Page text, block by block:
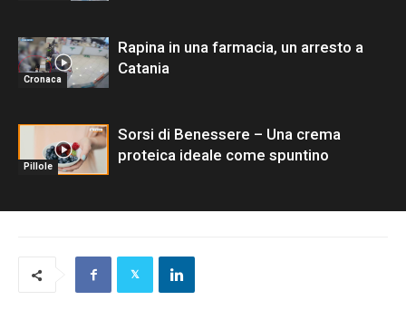
Cronaca
Rapina in una farmacia, un arresto a
Catania
Pillole
Sorsi di Benessere – Una crema
proteica ideale come spuntino